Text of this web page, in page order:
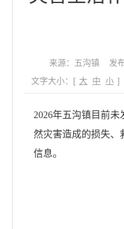
来源：五沟镇
发
文字大小：[ 大 中 小 ]
2026年五沟镇目前
然灾害造成的损失、
信息。